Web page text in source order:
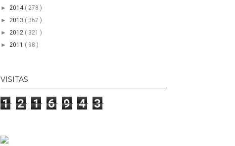
►2014 ( 278 )
►2013 ( 362 )
►2012 ( 321 )
►2011 ( 98 )
VISITAS
1 2 1 6 9 4 3